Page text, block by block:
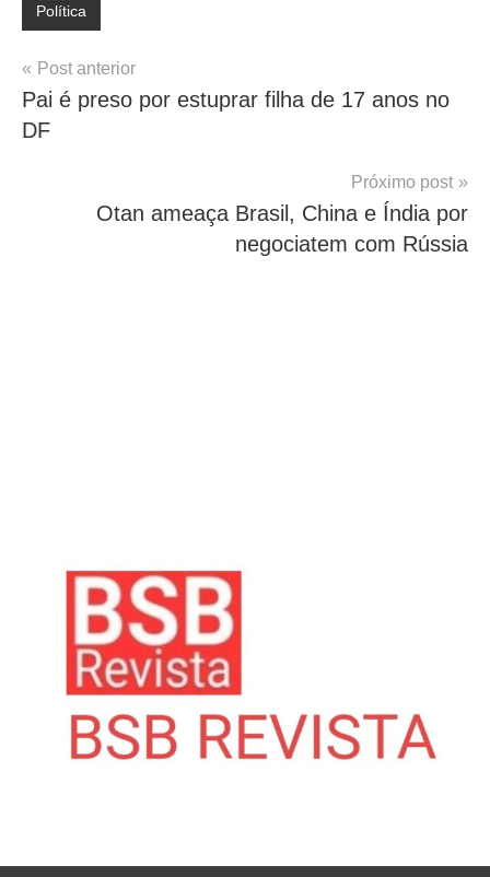
Política
Navegação
de
Post
Post anterior
Pai é preso por estuprar filha de 17 anos no
DF
Próximo post
Otan ameaça Brasil, China e Índia por
negociatem com Rússia